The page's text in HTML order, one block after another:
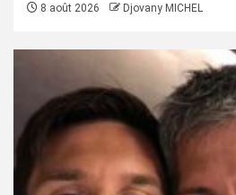
8 août 2026 Djovany MICHEL